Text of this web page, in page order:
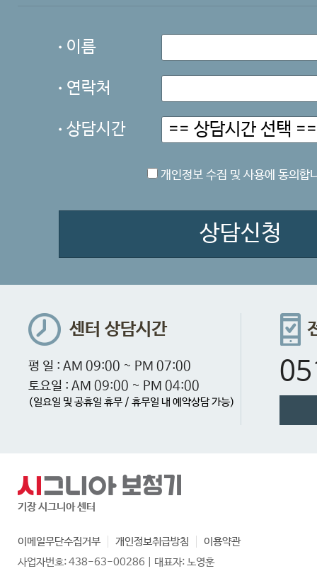
이름
연락처
상담시간
개인정보 수집 및 사용에 동의합
상담신청
센터 상담시간
평 일 : AM 09:00 ~ PM 07:00
토요일 : AM 09:00 ~ PM 04:00
(일요일 및 공휴일 휴무 / 휴무일 내 예약상담 가능)
기장 시그니아 센터
이메일무단수집거부 개인정보취급방침
이용약관
사업자번호: 438-63-00286 | 대표자: 노영훈